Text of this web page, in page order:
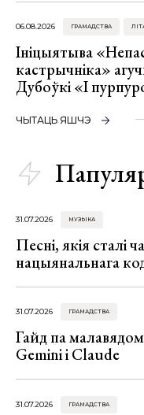
06.08.2026 ГРАМАДСТВА
Ініцыятыва
кастрычніка»
Дубоўкі «І
ЧЫТАЦЬ ЯШЧЭ
31.07.2026 МУЗЫКА
Песні, якія сталі
нацыянальнага
31.07.2026 ГРАМАДСТВА
Гайд па
Gemini і Claude
31.07.2026 ГРАМАДСТВА